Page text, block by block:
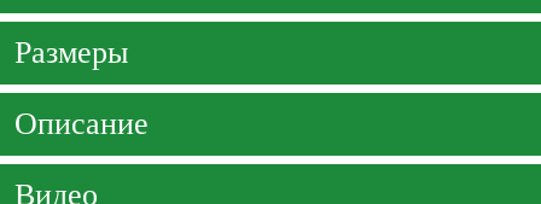
Размеры
Описание
Видео